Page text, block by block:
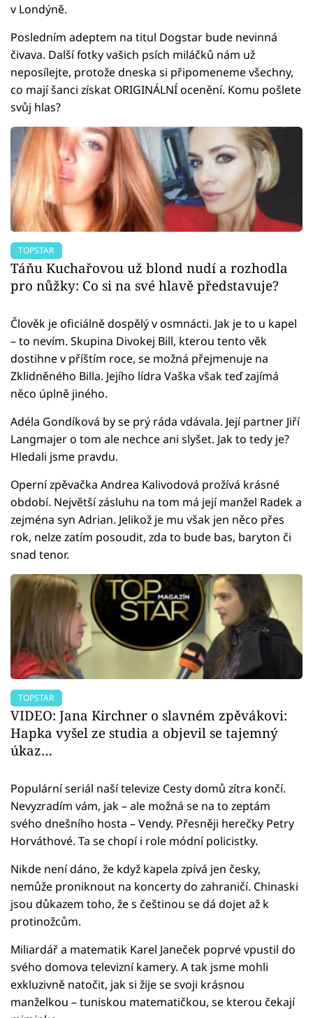
v Londýně.
Posledním adeptem na titul Dogstar bude nevinná
čivava. Další fotky vašich psích miláčků nám už
neposílejte, protože dneska si připomeneme všechny,
co mají šanci získat ORIGINÁLNÍ ocenění. Komu pošlete
svůj hlas?
TOPSTAR
Táňu Kuchařovou už blond nudí a rozhodla
pro nůžky: Co si na své hlavě představuje?
Člověk je oficiálně dospělý v osmnácti. Jak je to u kapel
– to nevím. Skupina Divokej Bill, kterou tento věk
dostihne v příštím roce, se možná přejmenuje na
Zklidněného Billa. Jejího lídra Vaška však teď zajímá
něco úplně jiného.
Adéla Gondíková by se prý ráda vdávala. Její partner Jiří
Langmajer o tom ale nechce ani slyšet. Jak to tedy je?
Hledali jsme pravdu.
Operní zpěvačka Andrea Kalivodová prožívá krásné
období. Největší zásluhu na tom má její manžel Radek a
zejména syn Adrian. Jelikož je mu však jen něco přes
rok, nelze zatím posoudit, zda to bude bas, baryton či
snad tenor.
TOPSTAR
VIDEO: Jana Kirchner o slavném zpěvákovi:
Hapka vyšel ze studia a objevil se tajemný
úkaz…
Populární seriál naší televize Cesty domů zítra končí.
Nevyzradím vám, jak – ale možná se na to zeptám
svého dnešního hosta – Vendy. Přesněji herečky Petry
Horváthové. Ta se chopí i role módní policistky.
Nikde není dáno, že když kapela zpívá jen česky,
nemůže proniknout na koncerty do zahraničí. Chinaski
jsou důkazem toho, že s češtinou se dá dojet až k
protinožcům.
Miliardář a matematik Karel Janeček poprvé vpustil do
svého domova televizní kamery. A tak jsme mohli
exkluzivně natočit, jak si žije se svoji krásnou
manželkou – tuniskou matematičkou, se kterou čekají